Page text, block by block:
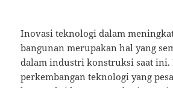
Inovasi teknologi dalam
bangunan merupakan hal yang
dalam industri konstruksi saat ini.
perkembangan teknologi yang